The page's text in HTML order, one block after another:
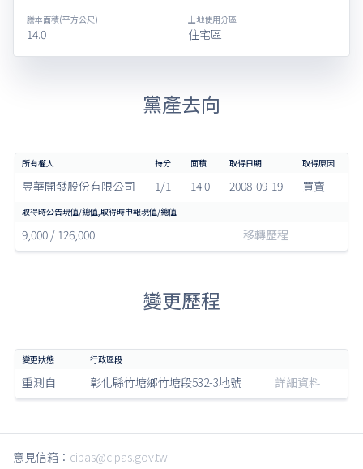
謄本面積(平方公尺)
14.0
土地使用分區
住宅區
黨產去向
昱華開發股份有限公司 1/1 14.0 2008-09-19 買賣
9,000 / 126,000 移轉歷程
變更歷程
重測自 彰化縣竹塘鄉竹塘段532-3地號 詳細資料
意見信箱： cipas@cipas.gov.tw